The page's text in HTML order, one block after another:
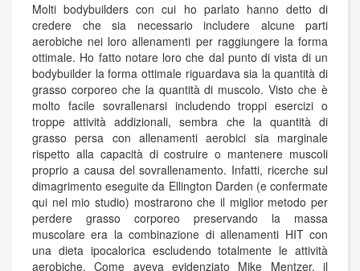
Molti bodybuilders con cui ho parlato hanno detto di
credere che sia necessario includere alcune parti
aerobiche nei loro allenamenti per raggiungere la forma
ottimale. Ho fatto notare loro che dal punto di vista di un
bodybuilder la forma ottimale riguardava sia la quantità di
grasso corporeo che la quantità di muscolo. Visto che è
molto facile sovrallenarsi includendo troppi esercizi o
troppe attività addizionali, sembra che la quantità di
grasso persa con allenamenti aerobici sia marginale
rispetto alla capacità di costruire o mantenere muscoli
proprio a causa del sovrallenamento. Infatti, ricerche sul
dimagrimento eseguite da Ellington Darden (e confermate
qui nel mio studio) mostrarono che il miglior metodo per
perdere grasso corporeo preservando la massa
muscolare era la combinazione di allenamenti HIT con
una dieta ipocalorica escludendo totalmente le attività
aerobiche. Come aveva evidenziato Mike Mentzer, il